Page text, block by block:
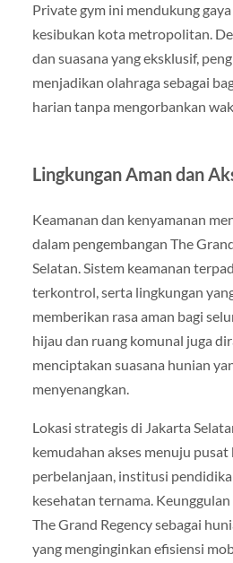
Private gym ini mendukung
kesibukan kota metropolitan.
dan suasana yang eksklusif,
menjadikan olahraga sebagai
harian tanpa mengorbankan
Lingkungan Aman dan
Keamanan dan kenyamanan
dalam pengembangan The
Selatan. Sistem keamanan
terkontrol, serta lingkungan
memberikan rasa aman bagi
hijau dan ruang komunal juga
menciptakan suasana hunian
menyenangkan.
Lokasi strategis di Jakarta
kemudahan akses menuju pusat
perbelanjaan, institusi
kesehatan ternama.
The Grand Regency sebagai
yang menginginkan efisiensi